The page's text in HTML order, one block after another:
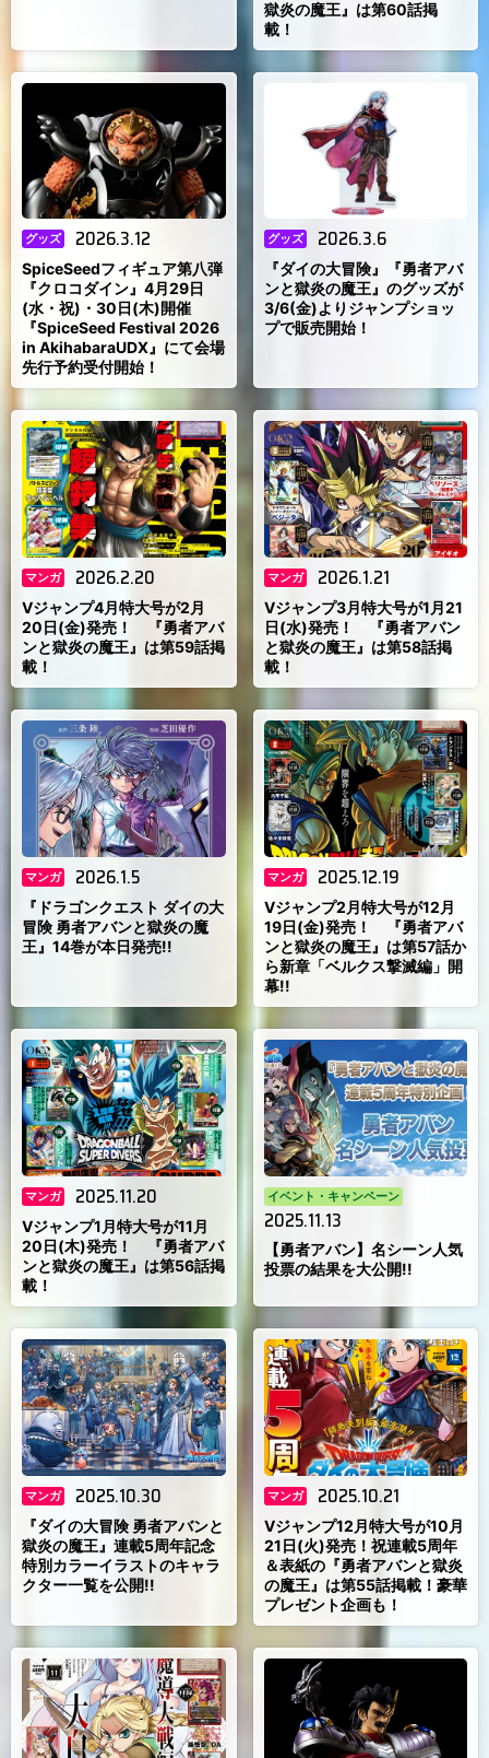
獄炎の魔王』は第60話掲
載！
グッズ 2026.3.12
SpiceSeedフィギュア第八弾
『クロコダイン』4月29日
(水・祝)・30日(木)開催
『SpiceSeed Festival 2026
in AkihabaraUDX』にて会場
先行予約受付開始！
グッズ 2026.3.6
『ダイの大冒険』『勇者アバ
ンと獄炎の魔王』のグッズが
3/6(金)よりジャンプショッ
プで販売開始！
マンガ 2026.2.20
Vジャンプ4月特大号が2月
20日(金)発売！ 『勇者アバ
ンと獄炎の魔王』は第59話掲
載！
マンガ 2026.1.21
Vジャンプ3月特大号が1月21
日(水)発売！ 『勇者アバン
と獄炎の魔王』は第58話掲
載！
マンガ 2026.1.5
『ドラゴンクエスト ダイの大
冒険 勇者アバンと獄炎の魔
王』14巻が本日発売!!
マンガ 2025.12.19
Vジャンプ2月特大号が12月
19日(金)発売！ 『勇者アバ
ンと獄炎の魔王』は第57話か
ら新章「ベルクス撃滅編」開
幕!!
マンガ 2025.11.20
Vジャンプ1月特大号が11月
20日(木)発売！ 『勇者アバ
ンと獄炎の魔王』は第56話掲
載！
イベント・キャンペーン
2025.11.13
【勇者アバン】名シーン人気
投票の結果を大公開!!
マンガ 2025.10.30
『ダイの大冒険 勇者アバンと
獄炎の魔王』連載5周年記念
特別カラーイラストのキャラ
クター一覧を公開!!
マンガ 2025.10.21
Vジャンプ12月特大号が10月
21日(火)発売！祝連載5周年
＆表紙の『勇者アバンと獄炎
の魔王』は第55話掲載！豪華
プレゼント企画も！